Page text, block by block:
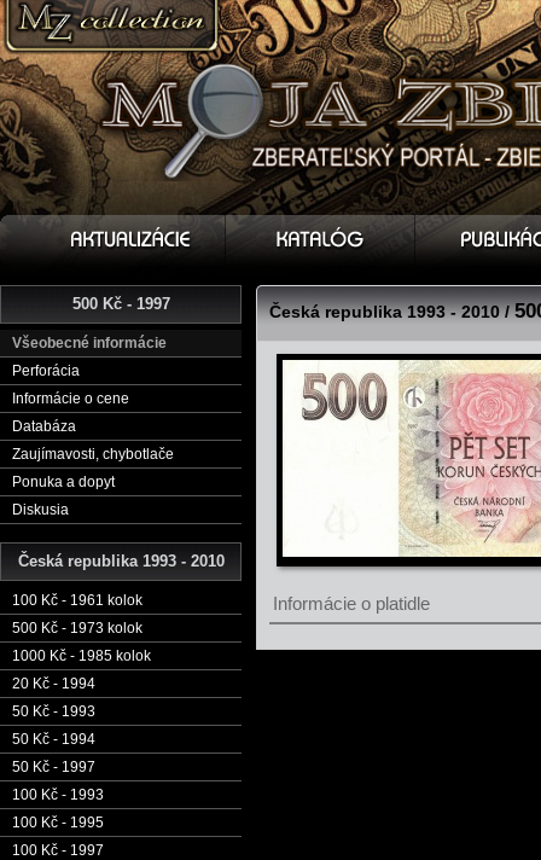
500 Kč - 1997
Všeobecné informácie
Perforácia
Informácie o cene
Databáza
Zaujímavosti, chybotlače
Ponuka a dopyt
Diskusia
Česká republika 1993 - 2010
100 Kč - 1961 kolok
500 Kč - 1973 kolok
1000 Kč - 1985 kolok
20 Kč - 1994
50 Kč - 1993
50 Kč - 1994
50 Kč - 1997
100 Kč - 1993
100 Kč - 1995
100 Kč - 1997
Česká republika 1993 - 2010 /
Informácie o platidle